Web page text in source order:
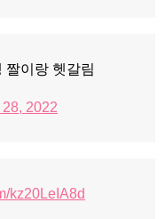
짤이랑 헷갈림
2022
kz20LeIA8d